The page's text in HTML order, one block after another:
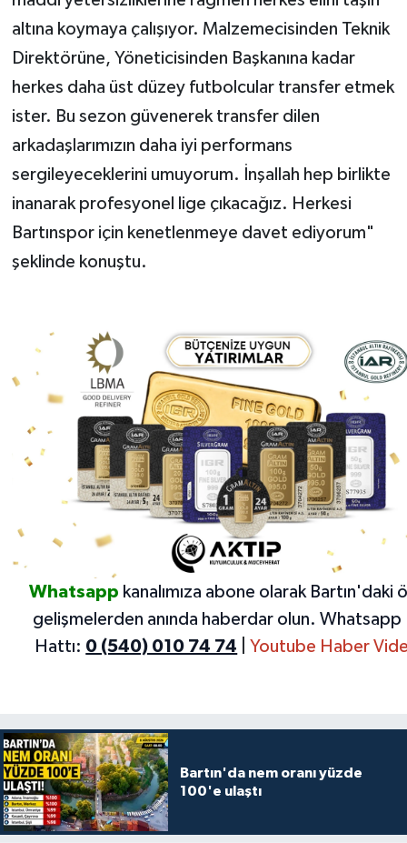
altına koymaya çalışıyor. Malzemecisinden Teknik
Direktörüne, Yöneticisinden Başkanına kadar
herkes daha üst düzey futbolcular transfer etmek
ister. Bu sezon güvenerek transfer dilen
arkadaşlarımızın daha iyi performans
sergileyeceklerini umuyorum. İnşallah hep birlikte
inanarak profesyonel lige çıkacağız. Herkesi
Bartınspor için kenetlenmeye davet ediyorum"
şeklinde konuştu.
Whatsapp kanalımıza abone olarak Bartın'daki
gelişmelerden anında haberdar olun. Whatsapp
Hattı: 0 (540) 010 74 74 Youtube Haber
Bartın'da nem oranı yüzde
100'e ulaştı